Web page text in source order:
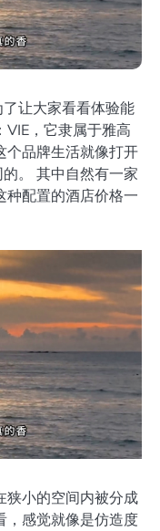
让大家看看体验能
，它隶属于雅高
个品牌生活就像打开
。 其中自然有一家
种配置的酒店价格一
狭小的空间内被分成
，感觉就像是仿造度